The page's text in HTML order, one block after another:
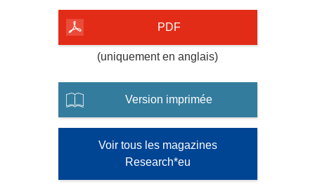
PDF
(uniquement en anglais)
Version imprimée
Voir tous les magazines
Research*eu